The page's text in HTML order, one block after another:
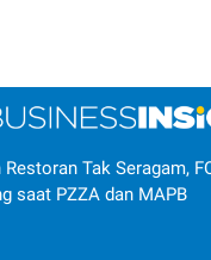
Tak Seragam,
saat PZZA dan MAPB